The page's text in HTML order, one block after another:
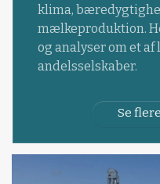
klima,
mælkeproduktion.
og analyser om et
andelsselskaber.
Se